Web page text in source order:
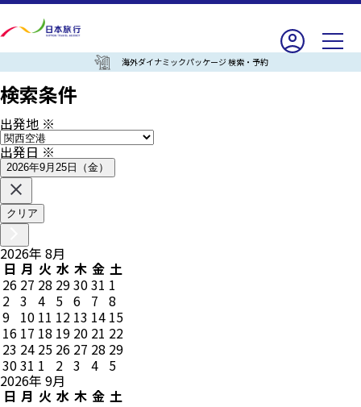
海外ダイナミックパッケージ 検索・予約
検索条件
出発地 ※
出発日※
2026年9月25日（金）
クリア
2026年 8月
日 月 火 水 木 金 土
26 27 28 293031 1
2 3 4 5 6 7 8
9 10 11 12 13 14 15
16 17 18 19 20 21 22
23 24 25 26 27 28 29
3031 1 2 3 4 5
2026年 9月
日 月 火 水 木 金 土